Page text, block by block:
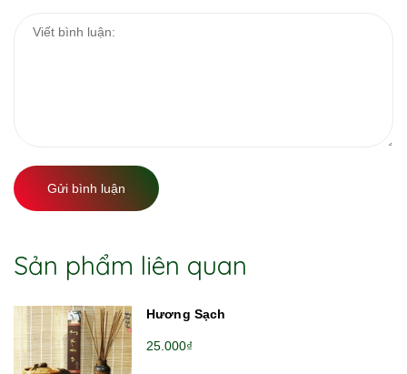
Gửi bình luận
Sản phẩm liên quan
Hương Sạch
25.000₫